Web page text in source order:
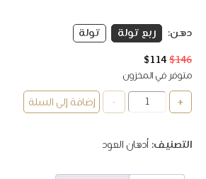
دهن: ربع تولة
تولة
$146 السعر
الأصلي
هو:
$114
الحالي
هو:
متوفر في المخزون
+
كمية
البورمي
- إضافة إلى السلة
التصنيف: أدهان ﺍﻟﻌﻮﺩ